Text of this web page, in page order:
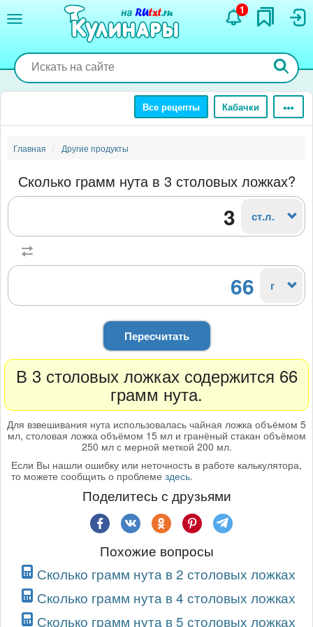
содержанию
1
Все рецепты Кабачки
Главная Другие продукты
Сколько грамм нута в 3 столовых ложках?
ст.л.
66 г
Пересчитать
В 3 столовых ложках содержится 66
грамм нута.
Для взвешивания нута использовалась чайная ложка объёмом 5
мл, столовая ложка объёмом 15 мл и гранёный стакан объёмом
250 мл с мерной меткой 200 мл.
Если Вы нашли ошибку или неточность в работе калькулятора,
то можете сообщить о проблеме здесь.
Поделитесь с друзьями
Похожие вопросы
Сколько грамм нута в 2 столовых ложках
Сколько грамм нута в 4 столовых ложках
Сколько грамм нута в 5 столовых ложках